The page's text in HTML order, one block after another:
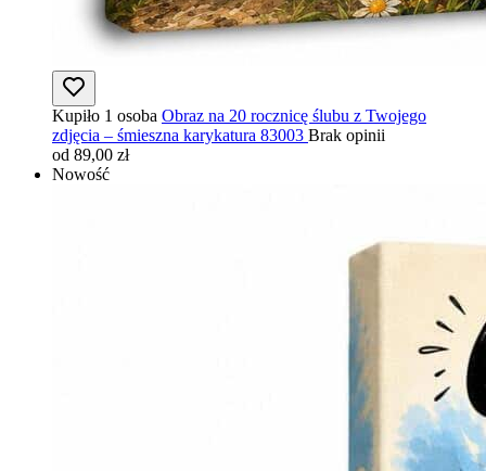
Kupiło 1 osoba Obraz na 20 rocznicę ślubu z Twojego
zdjęcia – śmieszna karykatura 83003 Brak opinii
od 89,00 zł
Nowość